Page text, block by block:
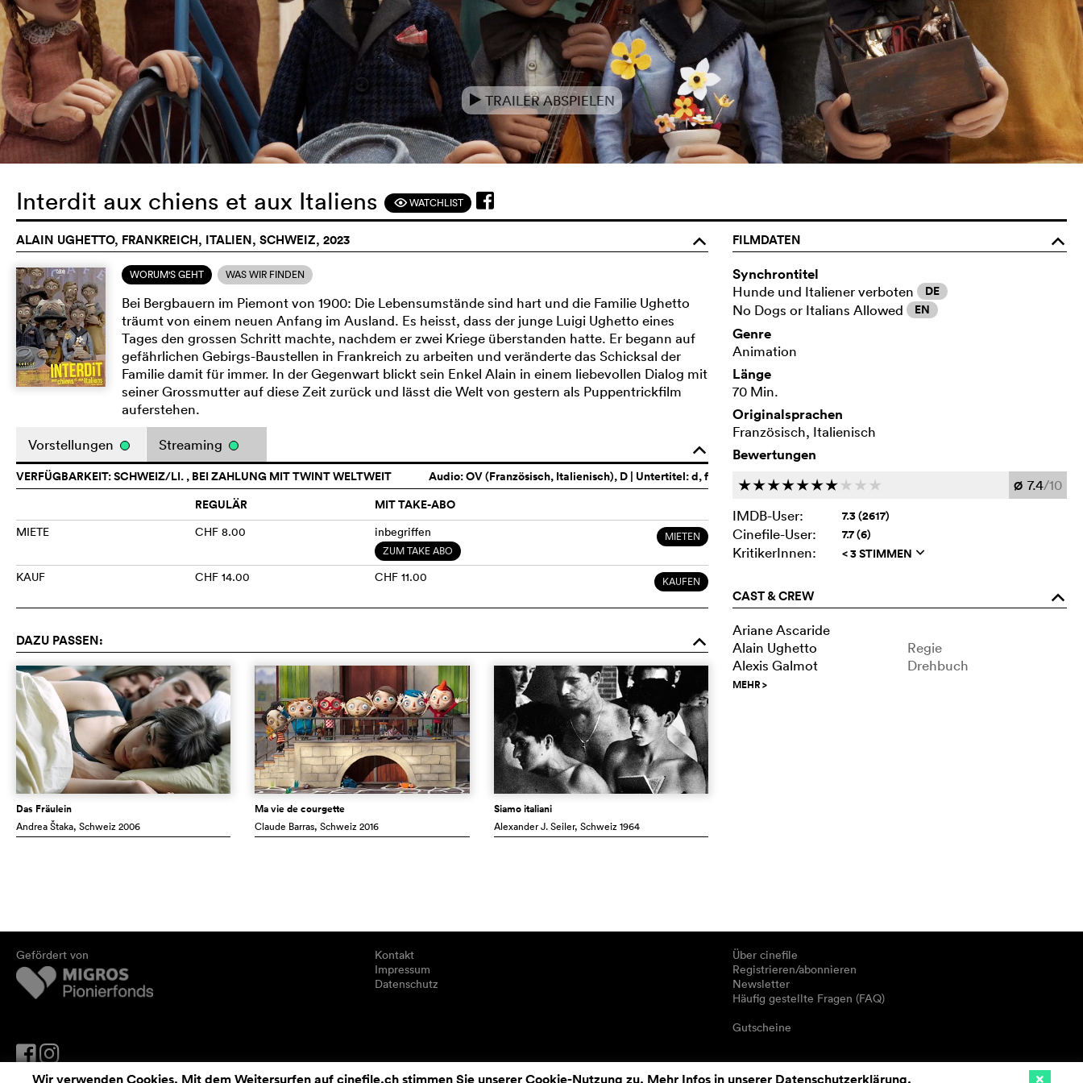
eTRAILER ABSPIELEN
Interdit aux chiens et aux Italiens FWATCHLIST
ALAIN UGHETTO, FRANKREICH, ITALIEN, SCHWEIZ, 2023 o
WORUM'S GEHT WAS WIR FINDEN
Bei Bergbauern im Piemont von 1900: Die Lebensumstände sind hart und die Familie Ughetto
träumt von einem neuen Anfang im Ausland. Es heisst, dass der junge Luigi Ughetto eines
Tages den grossen Schritt machte, nachdem er zwei Kriege überstanden hatte. Er begann auf
gefährlichen Gebirgs-Baustellen in Frankreich zu arbeiten und veränderte das Schicksal der
Familie damit für immer. In der Gegenwart blickt sein Enkel Alain in einem liebevollen Dialog mit
seiner Grossmutter auf diese Zeit zurück und lässt die Welt von gestern als Puppentrickfilm
auferstehen.
o
Vorstellungen Streaming
Audio:OV (Französisch, Italienisch), D | Untertitel: d, f
VERFÜGBARKEIT: SCHWEIZ/LI. , BEI ZAHLUNG MIT TWINT WELTWEIT
REGULÄR
MIT TAKE-ABO
MIETE CHF 8.00 inbegriffen
ZUM TAKE ABO
MIETEN
KAUF CHF 14.00 CHF 11.00 KAUFEN
DAZU PASSEN: o
Das Fräulein
Andrea Štaka, Schweiz2006
Ma vie de courgette
Claude Barras, Schweiz2016
Siamo italiani
Alexander J. Seiler, Schweiz1964
FILMDATEN
o
Synchrontitel
Hunde und Italiener verboten DE
No Dogs or Italians Allowed EN
Genre
Animation
Länge
70 Min.
Originalsprachen
Französisch, Italienisch
Bewertungen
ccccccc c c c Ø 7.4/10
IMDB-User:
7.3 (2617)
Cinefile-User: 7.7 (6)
KritikerInnen: < 3 STIMMEN q
CAST & CREW o
Ariane Ascaride
Alain Ughetto
Regie
Alexis Galmot
Drehbuch
MEHR>
Gefördert von
Kontakt
Impressum
Datenschutz
Über cinefile
Registrieren/abonnieren
Newsletter
Häufig gestellte Fragen (FAQ)
Gutscheine
Wir verwenden Cookies. Mit dem Weitersurfen auf cinefile.ch stimmen Sie unserer Cookie-Nutzung zu. Mehr Infos in unserer Datenschutzerklärung.